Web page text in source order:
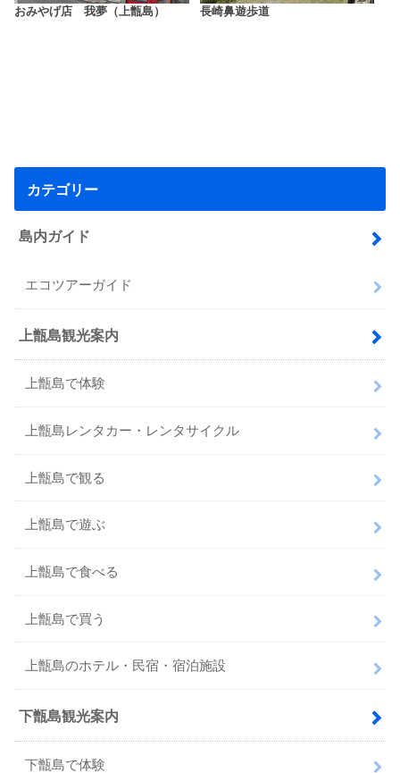
おみやげ店 我夢（上甑島） 長崎鼻遊歩道
カテゴリー
島内ガイド
エコツアーガイド
上甑島観光案内
上甑島で体験
上甑島レンタカー・レンタサイクル
上甑島で観る
上甑島で遊ぶ
上甑島で食べる
上甑島で買う
上甑島のホテル・民宿・宿泊施設
下甑島観光案内
下甑島で体験